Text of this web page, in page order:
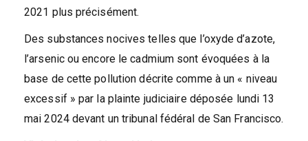
2021 plus précisément.
Des substances nocives telles que l’oxyde d’azote,
l’arsenic ou encore le cadmium sont évoquées à la
base de cette pollution décrite comme à un « niveau
excessif » par la plainte judiciaire déposée lundi 13
mai 2024 devant un tribunal fédéral de San Francisco.